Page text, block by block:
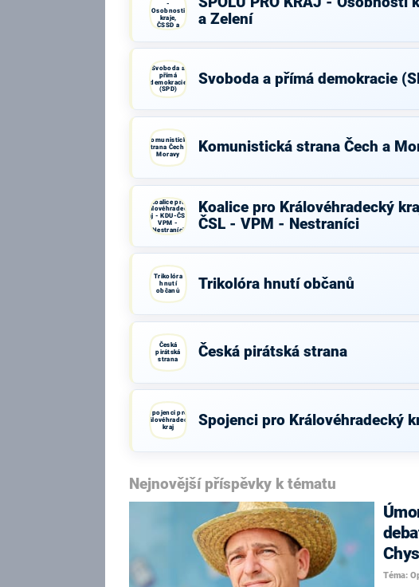
-
Osobnosti
kraje,
ČSSD a
Zelení
a Zelení
Svoboda a
přímá
demokracie
(SPD)
Svoboda a přímá demokracie
Komunistická
strana Čech a
Moravy
Komunistická strana Čech a
Koalice pro
Královéhradecký
kraj - KDU-ČSL -
VPM -
Nestraníci
Koalice pro Královéhradecký
ČSL - VPM - Nestraníci
Trikolóra
hnutí
občanů
Trikolóra hnutí občanů
Česká
pirátská
strana
Česká pirátská strana
Spojenci pro
Královéhradecký
kraj
Spojenci pro Královéhradecký
Nejnovější příspěvky k tématu
Téma: